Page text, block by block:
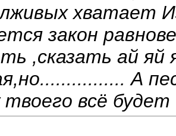
лживых хватает
закон
,сказать ай яй
А
твоего всё